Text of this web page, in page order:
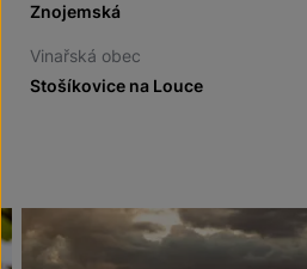
Znojemská
Vinařská obec
Stošíkovice na Louce